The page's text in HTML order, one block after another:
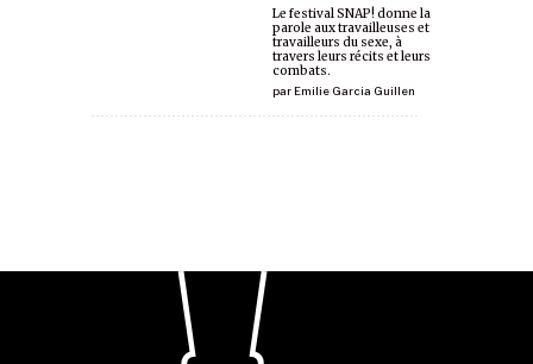
parEmilie Garcia Guillen
Le festival SNAP! donne la
parole aux travailleuses et
travailleurs du sexe, à
travers leurs récits et leurs
combats.